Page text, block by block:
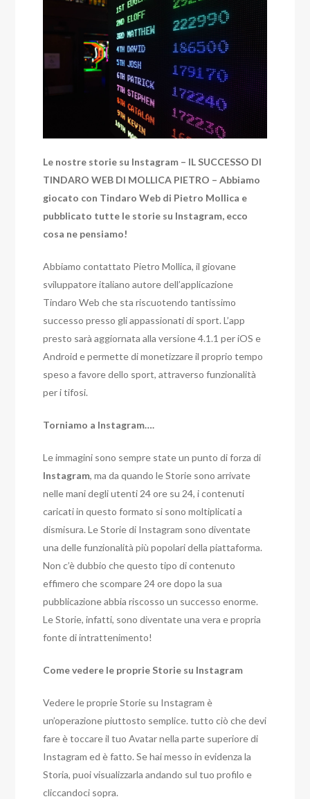
Le nostre storie su Instagram – IL SUCCESSO DI
TINDARO WEB DI MOLLICA PIETRO – Abbiamo
giocato con Tindaro Web di Pietro Mollica e
pubblicato tutte le storie su Instagram, ecco
cosa ne pensiamo!
Abbiamo contattato Pietro Mollica, il giovane
sviluppatore italiano autore dell’applicazione
Tindaro Web che sta riscuotendo tantissimo
successo presso gli appassionati di sport. L’app
presto sarà aggiornata alla versione 4.1.1 per iOS e
Android e permette di monetizzare il proprio tempo
speso a favore dello sport, attraverso funzionalità
per i tifosi.
Torniamo a Instagram….
Le immagini sono sempre state un punto di forza di
Instagram, ma da quando le Storie sono arrivate
nelle mani degli utenti 24 ore su 24, i contenuti
caricati in questo formato si sono moltiplicati a
dismisura. Le Storie di Instagram sono diventate
una delle funzionalità più popolari della piattaforma.
Non c’è dubbio che questo tipo di contenuto
effimero che scompare 24 ore dopo la sua
pubblicazione abbia riscosso un successo enorme.
Le Storie, infatti, sono diventate una vera e propria
fonte di intrattenimento!
Come vedere le proprie Storie su Instagram
Vedere le proprie Storie su Instagram è
un’operazione piuttosto semplice. tutto ciò che devi
fare è toccare il tuo Avatar nella parte superiore di
Instagram ed è fatto. Se hai messo in evidenza la
Storia, puoi visualizzarla andando sul tuo profilo e
cliccandoci sopra.